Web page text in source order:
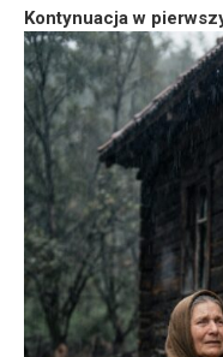
Kontynuacja w